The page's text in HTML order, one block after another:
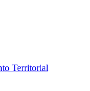
Territorial